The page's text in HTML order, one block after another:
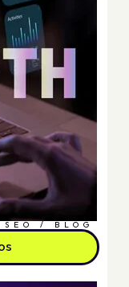
SEO / BLOG